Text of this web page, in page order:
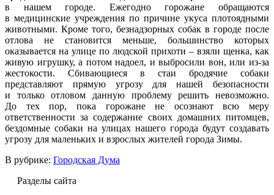
в нашем городе. Ежегодно горожане обращаются
в медицинские учреждения по причине укуса плотоядными
животными. Кроме того, безнадзорных собак в городе после
отлова не становится меньше, большинство которых
оказывается на улице по людской прихоти – взяли щенка, как
живую игрушку, а потом надоел, и выбросили вон, или из-за
жестокости. Сбивающиеся в стаи бродячие собаки
представляют прямую угрозу для нашей безопасности
и только отловом данную проблему решить невозможно.
До тех пор, пока горожане не осознают всю меру
ответственности за содержание своих домашних питомцев,
бездомные собаки на улицах нашего города будут создавать
угрозу для маленьких и взрослых жителей города Зимы.
В рубрике: Городская Дума
Разделы сайта